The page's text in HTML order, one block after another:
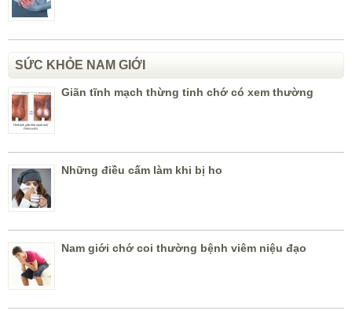
SỨC KHỎE NAM GIỚI
Giãn tĩnh mạch thừng tinh chớ có xem thường
Những điều cấm làm khi bị ho
Nam giới chớ coi thường bệnh viêm niệu đạo